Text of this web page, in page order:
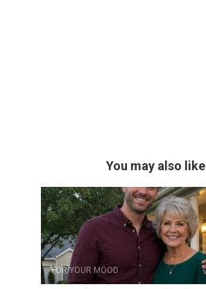
You may also like
FOR YOUR MOOD